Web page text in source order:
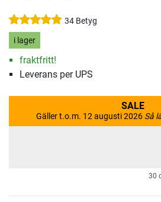
34 Betyg
i lager
fraktfritt!
Leverans per UPS
SALE
Gäller t.o.m. 12 augusti 2026 Så
30